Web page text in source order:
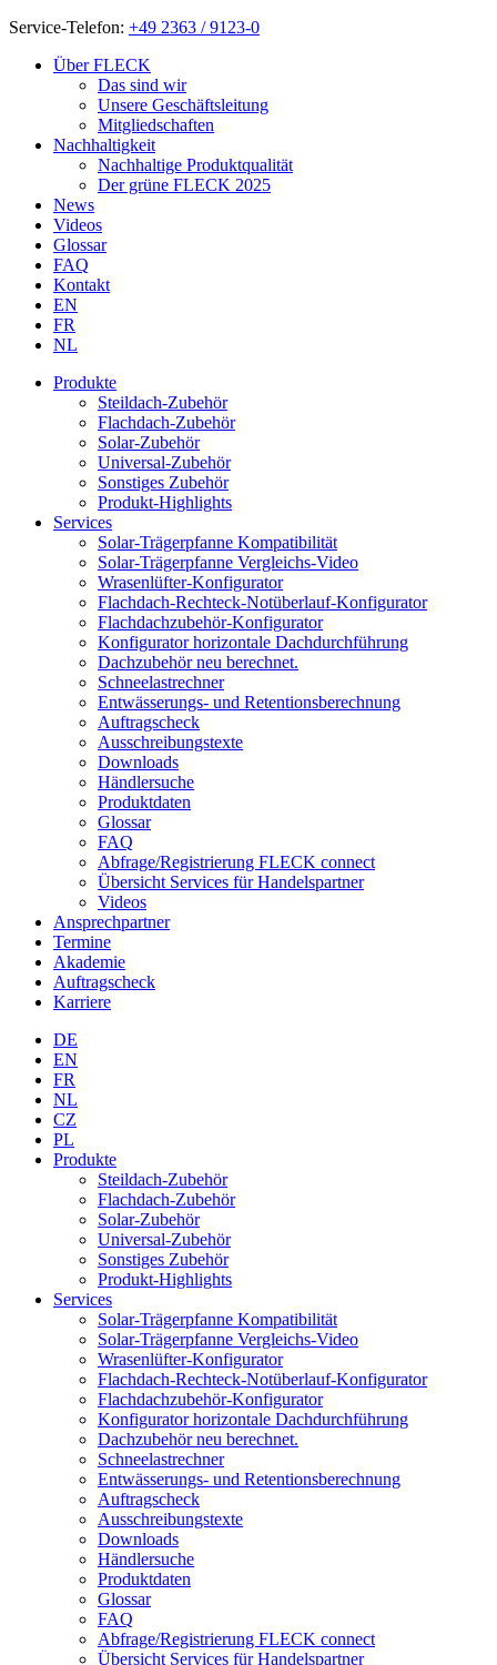
Service-Telefon: +49 2363 / 9123-0
Über FLECK
Das sind wir
Unsere Geschäftsleitung
Mitgliedschaften
Nachhaltigkeit
Nachhaltige Produktqualität
Der grüne FLECK 2025
News
Videos
Glossar
FAQ
Kontakt
EN
FR
NL
Produkte
Steildach-Zubehör
Flachdach-Zubehör
Solar-Zubehör
Universal-Zubehör
Sonstiges Zubehör
Produkt-Highlights
Services
Solar-Trägerpfanne Kompatibilität
Solar-Trägerpfanne Vergleichs-Video
Wrasenlüfter-Konfigurator
Flachdach-Rechteck-Notüberlauf-Konfigurator
Flachdachzubehör-Konfigurator
Konfigurator horizontale Dachdurchführung
Dachzubehör neu berechnet.
Schneelastrechner
Entwässerungs- und Retentionsberechnung
Auftragscheck
Ausschreibungstexte
Downloads
Händlersuche
Produktdaten
Glossar
FAQ
Abfrage/Registrierung FLECK connect
Übersicht Services für Handelspartner
Videos
Ansprechpartner
Termine
Akademie
Auftragscheck
Karriere
DE
EN
FR
NL
CZ
PL
Produkte
Steildach-Zubehör
Flachdach-Zubehör
Solar-Zubehör
Universal-Zubehör
Sonstiges Zubehör
Produkt-Highlights
Services
Solar-Trägerpfanne Kompatibilität
Solar-Trägerpfanne Vergleichs-Video
Wrasenlüfter-Konfigurator
Flachdach-Rechteck-Notüberlauf-Konfigurator
Flachdachzubehör-Konfigurator
Konfigurator horizontale Dachdurchführung
Dachzubehör neu berechnet.
Schneelastrechner
Entwässerungs- und Retentionsberechnung
Auftragscheck
Ausschreibungstexte
Downloads
Händlersuche
Produktdaten
Glossar
FAQ
Abfrage/Registrierung FLECK connect
Übersicht Services für Handelspartner